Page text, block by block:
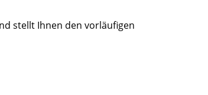
stellt Ihnen den vorläufigen